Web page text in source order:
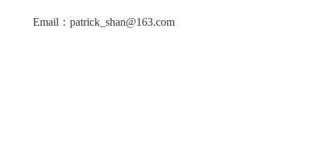
Email：patrick_shan@163.com